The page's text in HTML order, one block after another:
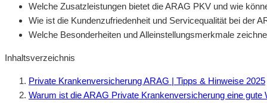
Welche Zusatzleistungen bietet die ARAG PKV und wie
Wie ist die Kundenzufriedenheit und Servicequalität bei der
Welche Besonderheiten und Alleinstellungsmerkmale
Inhaltsverzeichnis
Private Krankenversicherung ARAG | Tipps & Hinweise 2025
Warum ist die ARAG Private Krankenversicherung eine gute